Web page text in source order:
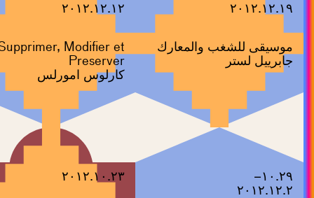
٢٠١٢.١٢.١٩
موسيقى للشغب والمعارك
جابرييل لستر
٢٠١٢.١٢.١٢
Modifier et
Preserver
كارلوس امورلس
١٠.٢٩–
٢٠١٢.١٢.٢
٢٠١٢.١٠.٢٣